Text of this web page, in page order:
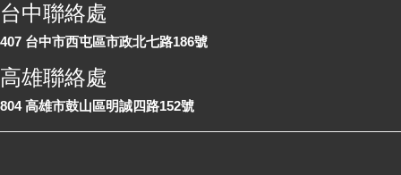
台中聯絡處
407 台中市西屯區市政北七路186號
高雄聯絡處
804 高雄市鼓山區明誠四路152號